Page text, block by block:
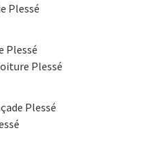
Plessé
Plessé
Plessé
Plessé